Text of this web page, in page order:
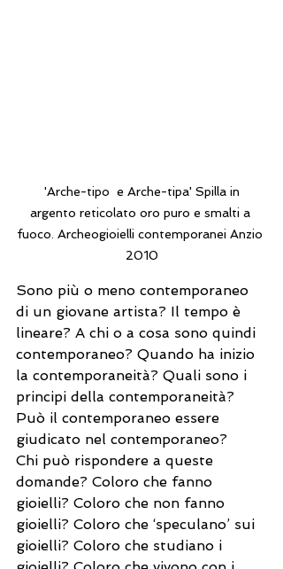
argento reticolato oro puro e smalti a
fuoco. Archeogioielli contemporanei Anzio
2010
Sono più o meno contemporaneo
di un giovane artista? Il tempo è
lineare? A chi o a cosa sono quindi
contemporaneo? Quando ha inizio
la contemporaneità? Quali sono i
principi della contemporaneità?
Può il contemporaneo essere
giudicato nel contemporaneo?
Chi può rispondere a queste
domande? Coloro che fanno
gioielli? Coloro che non fanno
gioielli? Coloro che ‘speculano’ sui
gioielli? Coloro che studiano i